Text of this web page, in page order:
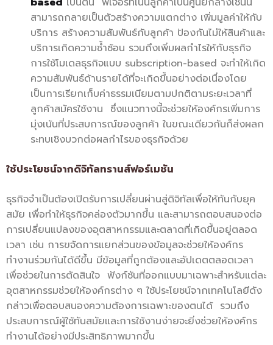
สามารถกลายเป็นตัวสร้างความแตกต่าง เพิ่มมูลค่าให้กับ
บริการ สร้างความสัมพันธ์กับลูกค้า ป้องกันไม่ให้สินค้าและ
บริการเกิดความซ้ำซ้อน รวมถึงเพิ่มผลกำไรให้กับธุรกิจ
การใช้โมเดลธุรกิจแบบ subscription-based จะทำให้เกิด
ความสัมพันธ์ด้านรายได้ที่จะเกิดขึ้นอย่างต่อเนื่องโดย
เป็นการเรียกเก็บค่าธรรมเนียมตามปกติตามระยะเวลาที่
ลูกค้าสมัครใช้งาน ซึ่งแนวทางนี้จะช่วยให้องค์กรเพิ่มการ
มุ่งเน้นที่ประสบการณ์ของลูกค้า ในขณะเดียวกันก็ส่งผลก
ระทบเชิงบวกต่อผลกำไรของธุรกิจด้วย
ใช้ประโยชน์จากดิจิทัลทรานส์ฟอร์เมชัน
ธุรกิจจำเป็นต้องเปิดรับการเปลี่ยนผ่านสู่ดิจิทัลเพื่อให้ทันกับยุค
สมัย เพื่อทำให้ธุรกิจคล่องตัวมากขึ้น และสามารถตอบสนองต่อ
การเปลี่ยนแปลงของอุตสาหกรรมและตลาดที่เกิดขึ้นอยู่ตลอด
เวลา เช่น การขจัดการแยกส่วนของข้อมูลจะช่วยให้องค์กร
ทำงานร่วมกันได้ดีขึ้น มีข้อมูลที่ถูกต้องและอัปเดตตลอดเวลา
เพื่อช่วยในการตัดสินใจ ฟังก์ชันที่ออกแบบมาเฉพาะสำหรับแต่ละ
อุตสาหกรรมช่วยให้องค์กรต่าง ๆ ใช้ประโยชน์จากเทคโนโลยีดัง
กล่าวเพื่อตอบสนองความต้องการเฉพาะของตนได้ รวมถึง
ประสบการณ์ผู้ใช้ทันสมัยและการใช้งานง่ายจะยิ่งช่วยให้องค์กร
ทำงานได้อย่างมีประสิทธิภาพมากขึ้น